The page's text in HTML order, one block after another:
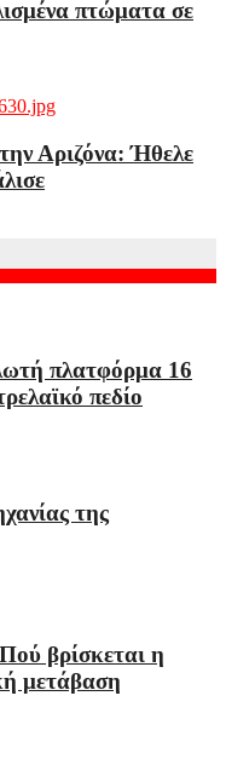
πτώματα σε
Αριζόνα: Ήθελε
πλατφόρμα 16
πεδίο
της
βρίσκεται η
μετάβαση